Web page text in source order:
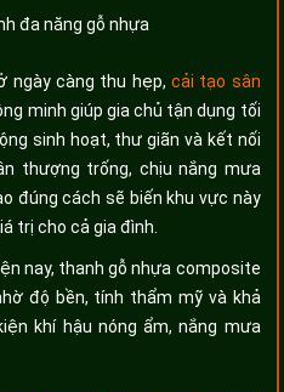
đa năng gỗ nhựa
ngày càng thu hẹp, cải tạo sân
minh giúp gia chủ tận dụng tối
sinh hoạt, thư giãn và kết nối
thượng trống, chịu nắng mưa
đúng cách sẽ biến khu vực này
trị cho cả gia đình.
nay, thanh gỗ nhựa composite
độ bền, tính thẩm mỹ và khả
khí hậu nóng ẩm, nắng mưa